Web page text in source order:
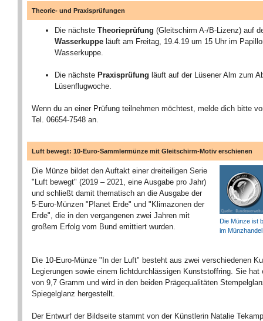
Theorie- und Praxisprüfungen
Die nächste Theorieprüfung (Gleitschirm A-/B-Lizenz) auf
Wasserkuppe läuft am Freitag, 19.4.19 um 15 Uhr im
Wasserkuppe.
Die nächste Praxisprüfung läuft auf der Lüsener Alm zum
Lüsenflugwoche.
Wenn du an einer Prüfung teilnehmen möchtest, melde dich bitte
Tel. 06654-7548 an.
Luft bewegt: 10-Euro-Sammlermünze mit Gleitschirm-Motiv erschienen
Die Münze bildet den Auftakt einer dreiteiligen Serie
"Luft bewegt" (2019 – 2021, eine Ausgabe pro Jahr)
und schließt damit thematisch an die Ausgabe der
5-Euro-Münzen "Planet Erde" und "Klimazonen der
Erde", die in den vergangenen zwei Jahren mit
großem Erfolg vom Bund emittiert wurden.
Die Münze ist
im
Die 10-Euro-Münze "In der Luft" besteht aus zwei verschiedenen
Legierungen sowie einem lichtdurchlässigen Kunststoffring. Sie hat
von 9,7 Gramm und wird in den beiden Prägequalitäten
Spiegelglanz hergestellt.
Der Entwurf der Bildseite stammt von der Künstlerin Natalie